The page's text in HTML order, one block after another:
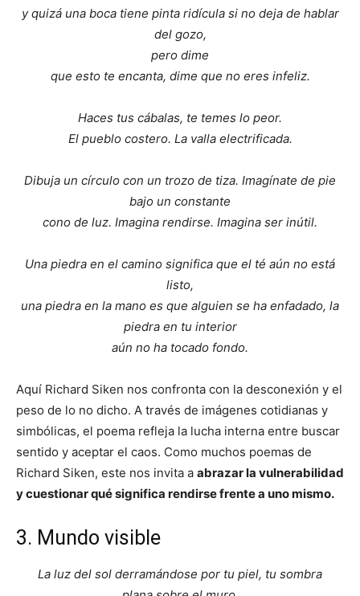
y quizá una boca tiene pinta ridícula si no deja de hablar
del gozo,
pero dime
que esto te encanta, dime que no eres infeliz.
Haces tus cábalas, te temes lo peor.
El pueblo costero. La valla electrificada.
Dibuja un círculo con un trozo de tiza. Imagínate de pie
bajo un constante
cono de luz. Imagina rendirse. Imagina ser inútil.
Una piedra en el camino significa que el té aún no está
listo,
una piedra en la mano es que alguien se ha enfadado, la
piedra en tu interior
aún no ha tocado fondo.
Aquí Richard Siken nos confronta con la desconexión y el
peso de lo no dicho. A través de imágenes cotidianas y
simbólicas, el poema refleja la lucha interna entre buscar
sentido y aceptar el caos. Como muchos poemas de
Richard Siken, este nos invita a abrazar la vulnerabilidad
y cuestionar qué significa rendirse frente a uno mismo.
3. Mundo visible
La luz del sol derramándose por tu piel, tu sombra